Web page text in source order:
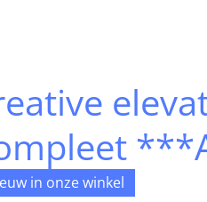
in onze winkel